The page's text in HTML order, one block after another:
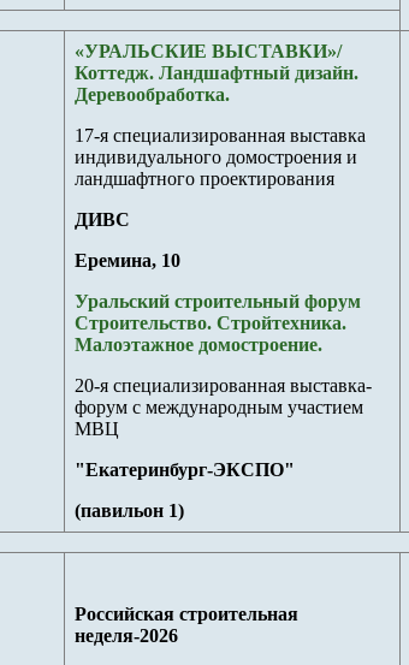
«УРАЛЬСКИЕ ВЫСТАВКИ»/
Коттедж. Ландшафтный дизайн.
Деревообработка.
17-я специализированная выставка
индивидуального домостроения и
ландшафтного проектирования
ДИВС
Еремина, 10
Уральский строительный форум
Строительство. Стройтехника.
Малоэтажное домостроение.
20-я специализированная выставка-
форум с международным участием
МВЦ
"Екатеринбург-ЭКСПО"
(павильон 1)
Российская строительная
неделя-2026